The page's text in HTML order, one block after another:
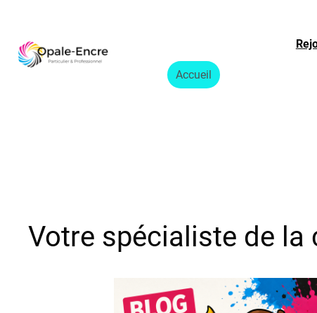
Accueil
Votre spécialiste de la